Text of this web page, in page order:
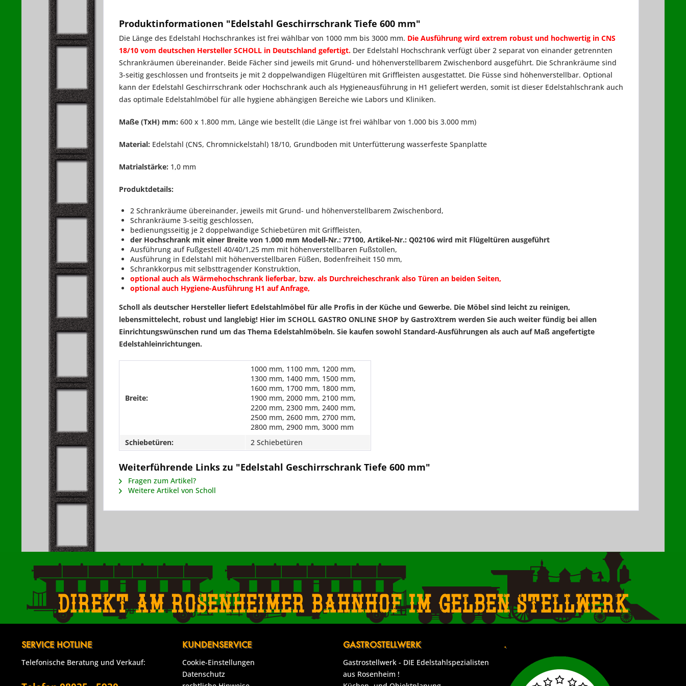
Produktinformationen "Edelstahl Geschirrschrank Tiefe 600 mm"
Die Länge des Edelstahl Hochschrankes ist frei wählbar von 1000 mm bis 3000 mm. Die Ausführung wird extrem robust und hochwertig in CNS
18/10 vom deutschen Hersteller SCHOLL in Deutschland gefertigt. Der Edelstahl Hochschrank verfügt über 2 separat von einander getrennten
Schrankräumen übereinander. Beide Fächer sind jeweils mit Grund- und höhenverstellbarem Zwischenbord ausgeführt. Die Schrankräume sind
3-seitig geschlossen und frontseits je mit 2 doppelwandigen Flügeltüren mit Griffleisten ausgestattet. Die Füsse sind höhenverstellbar. Optional
kann der Edelstahl Geschirrschrank oder Hochschrank auch als Hygieneausführung in H1 geliefert werden, somit ist dieser Edelstahlschrank auch
das optimale Edelstahlmöbel für alle hygiene abhängigen Bereiche wie Labors und Kliniken.
Maße (TxH) mm: 600 x 1.800 mm, Länge wie bestellt (die Länge ist frei wählbar von 1.000 bis 3.000 mm)
Material: Edelstahl (CNS, Chromnickelstahl) 18/10, Grundboden mit Unterfütterung wasserfeste Spanplatte
Matrialstärke: 1,0 mm
Produktdetails:
2 Schrankräume übereinander, jeweils mit Grund- und höhenverstellbarem Zwischenbord,
Schrankräume 3-seitig geschlossen,
bedienungsseitig je 2 doppelwandige Schiebetüren mit Griffleisten,
der Hochschrank mit einer Breite von 1.000 mm Modell-Nr.: 77100, Artikel-Nr.: Q02106 wird mit Flügeltüren ausgeführt
Ausführung auf Fußgestell 40/40/1,25 mm mit höhenverstellbaren Fußstollen,
Ausführung in Edelstahl mit höhenverstellbaren Füßen, Bodenfreiheit 150 mm,
Schrankkorpus mit selbsttragender Konstruktion,
optional auch als Wärmehochschrank lieferbar, bzw. als Durchreicheschrank also Türen an beiden Seiten,
optional auch Hygiene-Ausführung H1 auf Anfrage,
Scholl als deutscher Hersteller liefert Edelstahlmöbel für alle Profis in der Küche und Gewerbe. Die Möbel sind leicht zu reinigen,
lebensmittelecht, robust und langlebig! Hier im SCHOLL GASTRO ONLINE SHOP by GastroXtrem werden Sie auch weiter fündig bei allen
Einrichtungswünschen rund um das Thema Edelstahlmöbeln. Sie kaufen sowohl Standard-Ausführungen als auch auf Maß angefertigte
Edelstahleinrichtungen.
Breite:
1000 mm, 1100 mm, 1200 mm,
1300 mm, 1400 mm, 1500 mm,
1600 mm, 1700 mm, 1800 mm,
1900 mm, 2000 mm, 2100 mm,
2200 mm, 2300 mm, 2400 mm,
2500 mm, 2600 mm, 2700 mm,
2800 mm, 2900 mm, 3000 mm
Schiebetüren:
2 Schiebetüren
Weiterführende Links zu "Edelstahl Geschirrschrank Tiefe 600 mm"
Fragen zum Artikel?
Weitere Artikel von Scholl
Direkt am Rosenheimer Bahnhof im gelben Stellwerk
SERVICE HOTLINE
Telefonische Beratung und Verkauf:
KUNDENSERVICE
Cookie-Einstellungen
Datenschutz
GASTROSTELLWERK
Gastrostellwerk - DIE Edelstahlspezialisten
aus Rosenheim !
.